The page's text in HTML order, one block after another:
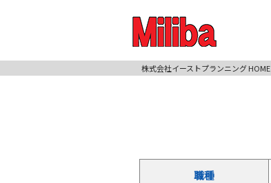
株式会社イーストプランニング HOME
職種